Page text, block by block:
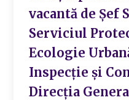
vacantă de Șef
Serviciul
Ecologie
Inspecție și
Direcția